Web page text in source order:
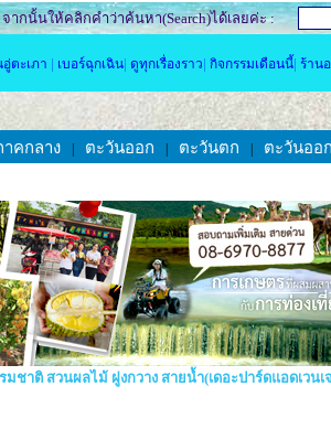
กนั้นให้คลิกคำว่าค้นหา(Search)ได้เลยค่ะ :
ตะเภา | เบอร์ฉุกเฉิน| ดูทุกเรื่องราว| กิจกรรมเดือนนี้| ร้าน
าคกลาง ตะวันออก ตะวันตก ตะวันออ
ติ สวนผลไม้ ฝูงกวาง สายน้ำ(เดอะปาร์ดแอดเวนเ